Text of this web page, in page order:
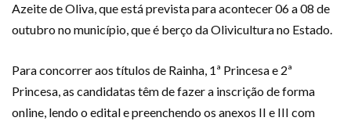
Azeite de Oliva, que está prevista para acontecer 06 a 08 de
outubro no município, que é berço da Olivicultura no Estado.
Para concorrer aos títulos de Rainha, 1ª Princesa e 2ª
Princesa, as candidatas têm de fazer a inscrição de forma
online, lendo o edital e preenchendo os anexos II e III com